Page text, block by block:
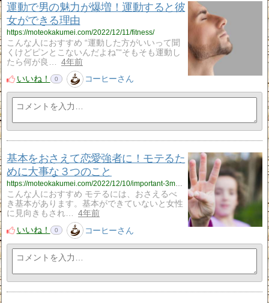
運動で男の魅力が爆増！運動すると彼
女ができる理由
https://moteokakumei.com/2022/12/11/fitness/
こんな人におすすめ “運動した方がいいって聞
くけどピンとこないんだよね”“そもそも運動し
たら何が良…
4年前
いいね！
0 コーヒーさん
基本をおさえて恋愛強者に！モテるた
めに大事な３つのこと
https://moteokakumei.com/2022/12/10/important-3matters/
こんな人におすすめ モテるには、おさえるべ
き基本があります。基本ができていないと女性
に見向きもされ…
4年前
いいね！
0 コーヒーさん